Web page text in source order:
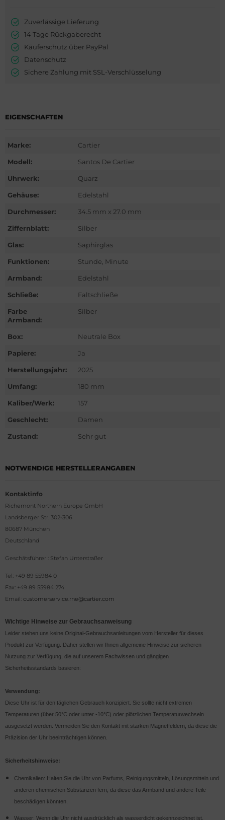
Zuverlässige Lieferung
14 Tage Rückgaberecht
Käuferschutz über PayPal
Datenschutz
Sichere Zahlung mit SSL-Verschlüsselung
EIGENSCHAFTEN
Marke: Cartier
Modell: Santos De Cartier
Uhrwerk: Quarz
Gehäuse: Edelstahl
Durchmesser: 34.5 mm x 27.0 mm
Ziffernblatt: Silber
Glas: Saphirglas
Funktionen: Stunde, Minute
Armband: Edelstahl
Schließe: Faltschließe
Farbe
Armband:
Silber
Box: Neutrale Box
Papiere: Ja
Herstellungsjahr: 2025
Umfang: 180 mm
Kaliber/Werk: 157
Geschlecht: Damen
Zustand: Sehr gut
NOTWENDIGE HERSTELLERANGABEN
Kontaktinfo
Richemont Northern Europe GmbH
Landsberger Str. 302-306
80687 München
Deutschland
Geschätsführer : Stefan Unterstraßer
Tel: +49 89 55984 0
Fax: +49 89 55984 274
Email: customerservice.rne@cartier.com
Wichtige Hinweise zur Gebrauchsanweisung
Leider stehen uns keine Original-Gebrauchsanleitungen vom Hersteller für dieses
Produkt zur Verfügung. Daher stellen wir Ihnen allgemeine Hinweise zur sicheren
Nutzung zur Verfügung, die auf unserem Fachwissen und gängigen
Sicherheitsstandards basieren:
Verwendung:
Diese Uhr ist für den täglichen Gebrauch konzipiert. Sie sollte nicht extremen
Temperaturen (über 50°C oder unter -10°C) oder plötzlichen Temperaturwechseln
ausgesetzt werden. Vermeiden Sie den Kontakt mit starken Magnetfeldern, da diese die
Präzision der Uhr beeinträchtigen können.
Sicherheitshinweise:
Chemikalien: Halten Sie die Uhr von Parfums, Reinigungsmitteln, Lösungsmitteln und
anderen chemischen Substanzen fern, da diese das Armband und andere Teile
beschädigen könnten.
Wasser: Wenn die Uhr nicht ausdrücklich als wasserdicht gekennzeichnet ist,
Berlin
Heuer
Nardin
Nardin